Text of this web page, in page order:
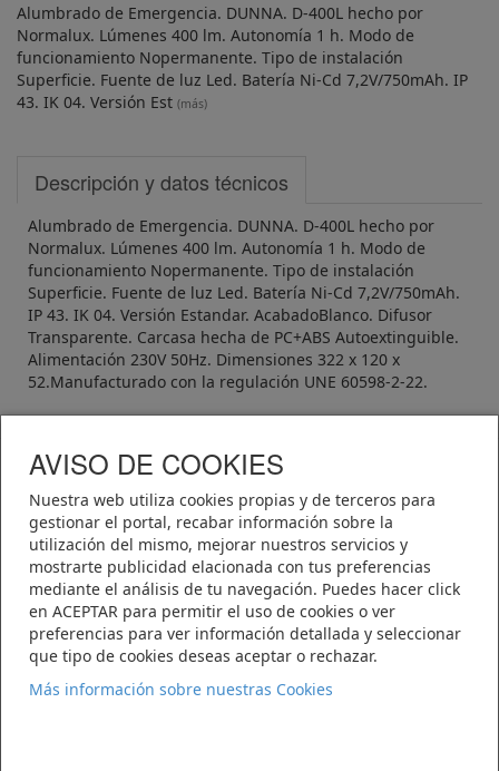
Alumbrado de Emergencia. DUNNA. D-400L hecho por
Normalux. Lúmenes 400 lm. Autonomía 1 h. Modo de
funcionamiento Nopermanente. Tipo de instalación
Superficie. Fuente de luz Led. Batería Ni-Cd 7,2V/750mAh. IP
43. IK 04. Versión Est (más)
Descripción y datos técnicos
Alumbrado de Emergencia. DUNNA. D-400L hecho por
Normalux. Lúmenes 400 lm. Autonomía 1 h. Modo de
funcionamiento Nopermanente. Tipo de instalación
Superficie. Fuente de luz Led. Batería Ni-Cd 7,2V/750mAh.
IP 43. IK 04. Versión Estandar. AcabadoBlanco. Difusor
Transparente. Carcasa hecha de PC+ABS Autoextinguible.
Alimentación 230V 50Hz. Dimensiones 322 x 120 x
52.Manufacturado con la regulación UNE 60598-2-22.
Telematel eCommerce v14.3.38 © 2026
Telematel S.L.
Polígono Industrial El Roble
C/Einstein, paracela 14-16
02600 Villarrobledo (Albacete)
Teléfono: 967 14 16 45
ventas@legomar.com
AVISO DE COOKIES
Nuestra web utiliza cookies propias y de terceros para
gestionar el portal, recabar información sobre la
utilización del mismo, mejorar nuestros servicios y
mostrarte publicidad elacionada con tus preferencias
mediante el análisis de tu navegación. Puedes hacer click
en ACEPTAR para permitir el uso de cookies o ver
preferencias para ver información detallada y seleccionar
que tipo de cookies deseas aceptar o rechazar.
Más información sobre nuestras Cookies